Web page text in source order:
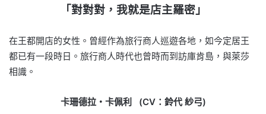
「對對對，我就是店主羅密」
在王都開店的女性。曾經作為旅行商人巡遊各地，如今定居王
都已有一段時日。旅行商人時代也曾時而到訪庫肯島，與萊莎
相識。
卡珊德拉・卡佩利 (CV：鈴代 紗弓)